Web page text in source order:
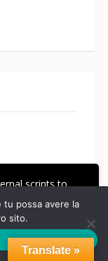
scripts to
Translate »
tu possa avere la
sito.